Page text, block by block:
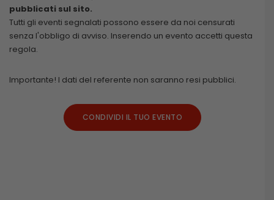
pubblicati sul sito.
Tutti gli eventi segnalati possono essere da noi censurati
senza l'obbligo di avviso. Inserendo un evento accetti questa
regola.
Importante! I dati del referente non saranno resi pubblici.
CONDIVIDI IL TUO EVENTO